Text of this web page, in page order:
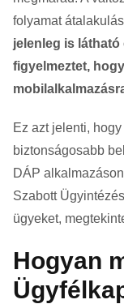
folyamat
jelenleg is látható
figyelmeztet,
Ez azt jelenti,
biztonságosabb
DÁP
Szabott
ügyeket,
Hogyan